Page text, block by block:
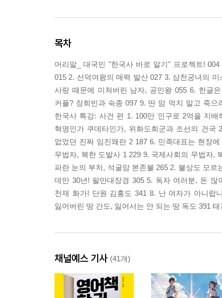
목차
머리말_ 대국민 "한국사 바로 알기" 프로젝트!
015 2. 선덕여왕의 매력 발산 027 3. 삼천궁녀의
사랑 때문에 미쳐버린 남자, 공민왕 055 6. 한글
커플? 장희빈과 숙종 097 9. 딴 맘 먹지 말고 죽
한국사 특강: 사건 편 1. 100만 인구로 2억을 지
혁명인가 쿠데타인가, 위화도회군과 조선의 건
없었던 진짜 임진왜란 2 187 6. 민족대표는 현장
무법자, 북한 도발사 1 229 9. 국제사회의 무법자,
파란 눈의 부처, 석굴암 본존불 265 2. 불상도 모
데만 30년! 팔만대장경 305 5. 독자 여러분, 돈
천재 화가! 단원 김홍도 341 8. 난 여자가 아니랍
잃어버린 땅 간도, 잃어서는 안 되는 땅 독도 391
채널예스 기사 (41개)